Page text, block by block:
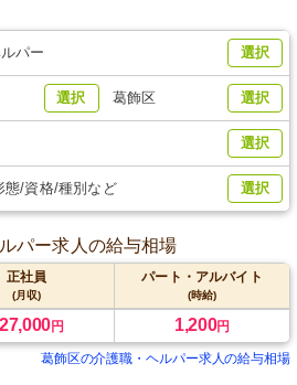
パー 選択
選択 葛飾区 選択
選択
態/資格/種別など 選択
パー求人の給与相場
正社員
(月収)
パート・アルバイト
(時給)
円 1,200円
葛飾区の介護職・ヘルパー求人の給与相場